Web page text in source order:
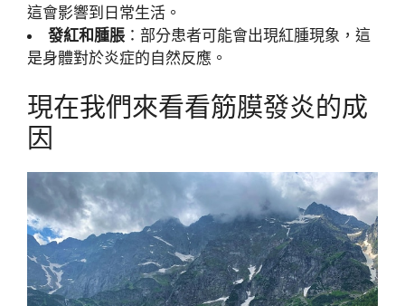
這會影響到日常生活。
發紅和腫脹 ：部分患者可能會出現紅腫現象，這
是身體對於炎症的自然反應。
現在我們來看看筋膜發炎的成
因